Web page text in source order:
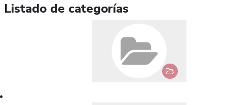
Listado de categorías